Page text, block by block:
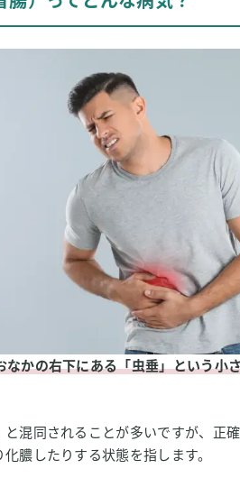
症状
は急性虫垂炎に効果がある？
待される点1：術後の回復を促進する可能性
待される点2：傷や組織の治癒をサポートする可
待される点3：全身炎症反応の抑制
吸入に期待される虫垂炎への応用可能性
なかの右下にある「虫垂」という小
と混同されることが多いですが、正
膿したりする状態を指します。